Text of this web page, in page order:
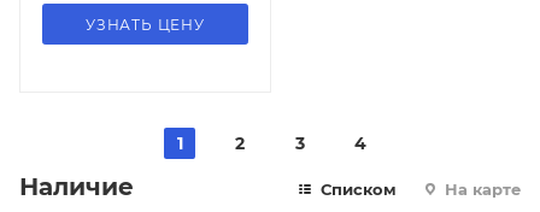
УЗНАТЬ ЦЕНУ
1 2 3 4
Наличие Списком На карте